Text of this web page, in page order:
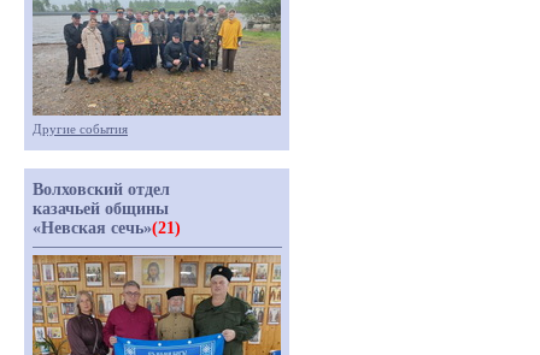
Другие события
Волховский отдел
казачьей общины
«Невская сечь»(21)